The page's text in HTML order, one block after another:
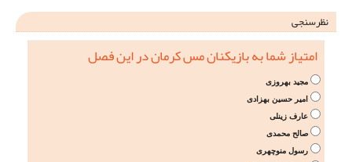
نظرسنجی
امتیاز شما به بازیکنان مس کرمان در این فصل
مجید بهروزی
امیر حسین بهزادی
عارف زینلی
صالح محمدی
رسول منوچهری